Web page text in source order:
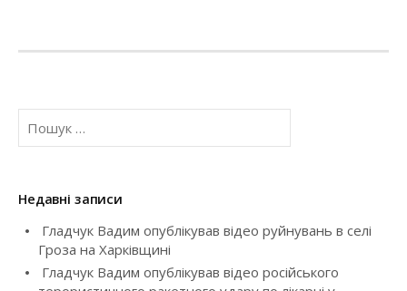
t
a
v
i
g
a
П
кНедавні записи
Гладчук Вадим опублікував відео руйнувань в селі
Гроза на Харківщині
Гладчук Вадим опублікував відео російського